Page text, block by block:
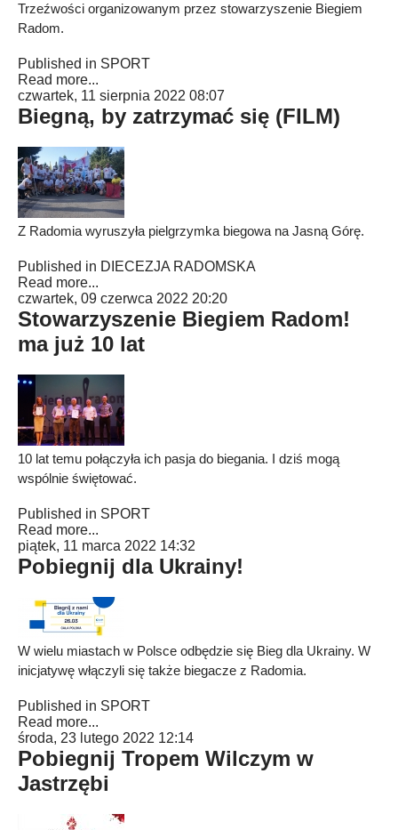
Trzeźwości organizowanym przez stowarzyszenie Biegiem
Radom.
Published in SPORT
Read more...
czwartek, 11 sierpnia 2022 08:07
Biegną, by zatrzymać się (FILM)
Z Radomia wyruszyła pielgrzymka biegowa na Jasną Górę.
Published in DIECEZJA RADOMSKA
Read more...
czwartek, 09 czerwca 2022 20:20
Stowarzyszenie Biegiem Radom!
ma już 10 lat
10 lat temu połączyła ich pasja do biegania. I dziś mogą
wspólnie świętować.
Published in SPORT
Read more...
piątek, 11 marca 2022 14:32
Pobiegnij dla Ukrainy!
W wielu miastach w Polsce odbędzie się Bieg dla Ukrainy. W
inicjatywę włączyli się także biegacze z Radomia.
Published in SPORT
Read more...
środa, 23 lutego 2022 12:14
Pobiegnij Tropem Wilczym w
Jastrzębi